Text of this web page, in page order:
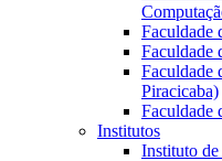
Faculdade
Faculdade
Faculdade
Piracicaba)
Faculdade
Institutos
Instituto